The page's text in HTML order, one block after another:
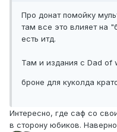
Про донат помойку
там все это влияет на
есть итд.
Там и издания с Dad of
броне для куколда
Интересно, где саф со
в сторону юбиков.